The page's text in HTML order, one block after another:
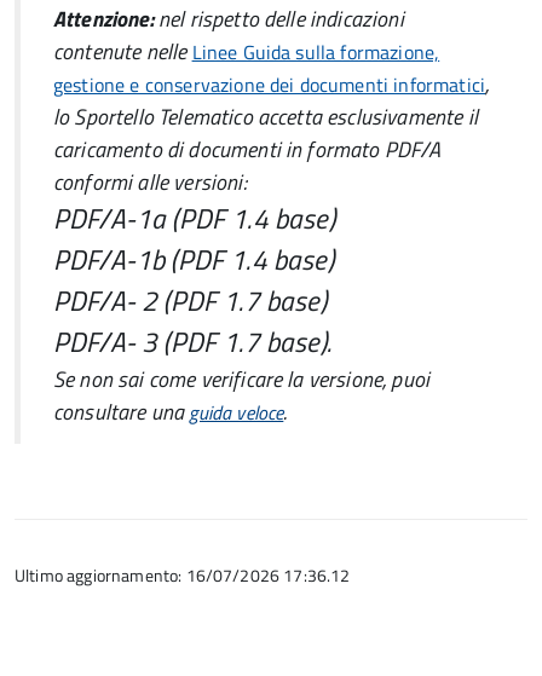
Attenzione:nel rispetto delle indicazioni
contenute nelle Linee Guida sulla formazione,
gestione e conservazione dei documenti informatici,
lo Sportello Telematico accetta esclusivamente il
caricamento di documenti in formato PDF/A
conformi alle versioni:
PDF/A-1a (PDF 1.4 base)
PDF/A-1b (PDF 1.4 base)
PDF/A- 2 (PDF 1.7 base)
PDF/A- 3 (PDF 1.7 base).
Se non sai come verificare la versione, puoi
consultare unaguida veloce.
Ultimo aggiornamento: 16/07/2026 17:36.12